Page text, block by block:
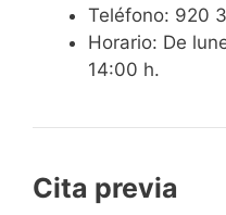
Teléfono: 920
Horario: De
14:00 h.
Cita previa